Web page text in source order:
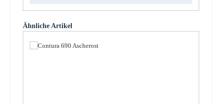
Produktgalerie überspringen
Ähnliche Artikel